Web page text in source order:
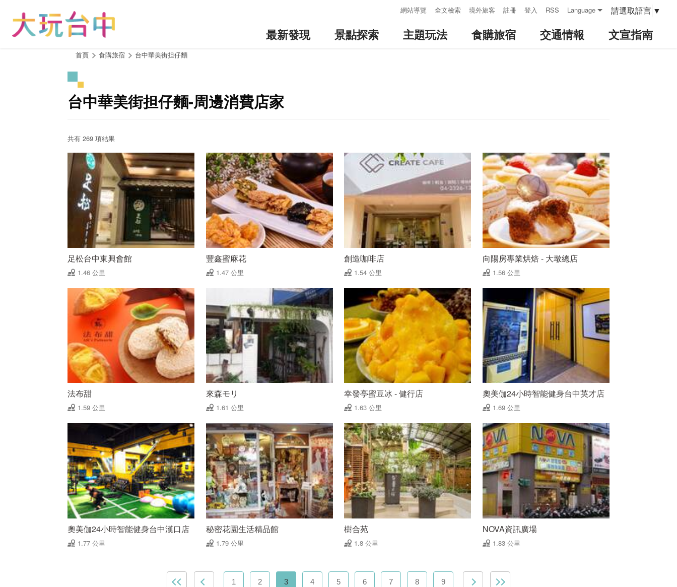
網站導覽 全文檢索 境外旅客 註冊 登入 RSS Language 請選取語言 ▼
最新發現 景點探索 主題玩法 食購旅宿 交通情報 文宣指南
首頁 食購旅宿 台中華美街担仔麵
台中華美街担仔麵-周邊消費店家
共有 269 項結果
足松台中東興會館
1.46 公里
豐鑫蜜麻花
1.47 公里
創造咖啡店
1.54 公里
向陽房專業烘焙 - 大墩總店
1.56 公里
法布甜
1.59 公里
來森モリ
1.61 公里
幸發亭蜜豆冰 - 健行店
1.63 公里
奧美伽24小時智能健身台中英才店
1.69 公里
奧美伽24小時智能健身台中漢口店
1.77 公里
秘密花園生活精品館
1.79 公里
樹合苑
1.8 公里
NOVA資訊廣場
1.83 公里
1 2 3 4 5 6 7 8 9